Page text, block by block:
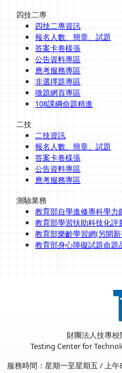
四技二專
四技二專資訊
報名人數、簡章、試題
答案卡卷樣張
公告資料專區
應考服務專區
非選擇題專區
徵題網頁專區
108課綱命題精進
二技
二技資訊
報名人數、簡章、試題
答案卡卷樣張
公告資料專區
應考服務專區
測驗業務
教育部自學進修專科學力
教育部學習扶助科技化評
教育部樂齡學習網(另開
教育部身心障礙試題命題
財團法人技專
Testing Center for
服務時間：星期一至星期五 / 上午